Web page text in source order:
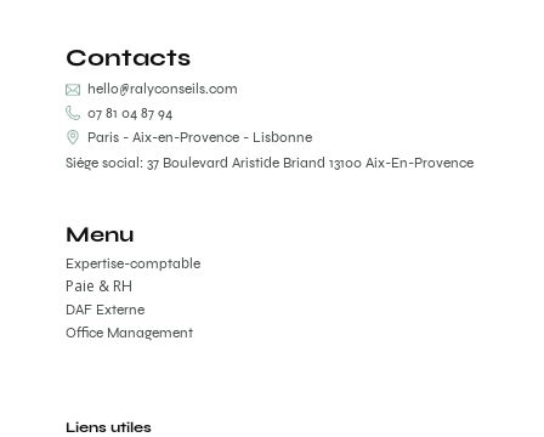
Contacts
hello@ralyconseils.com
07 81 04 87 94
Paris - Aix-en-Provence - Lisbonne
Siège social: 37 Boulevard Aristide Briand 13100 Aix-En-Provence
Menu
Expertise-comptable
DAF Externe
Office Management
Paie & RH
Liens utiles